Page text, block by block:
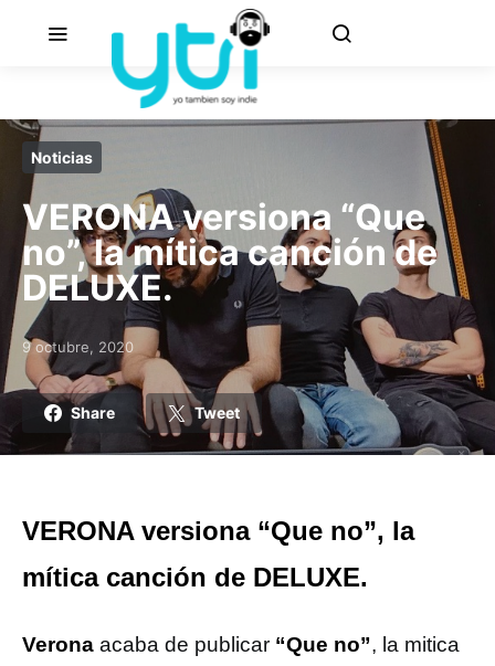
Noticias
VERONA versiona “Que
no”, la mítica canción de
DELUXE.
Posted on
9 octubre, 2020
Share Tweet
VERONA versiona “Que no”, la
mítica canción de DELUXE.
Verona acaba de publicar “Que no”, la mitica